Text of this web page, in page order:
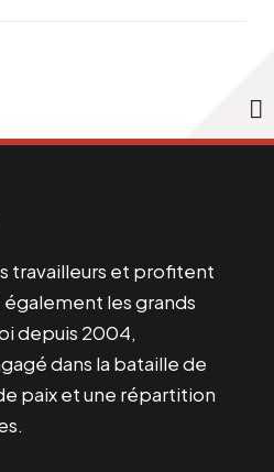
travailleurs et profitent
les grands
depuis 2004,
dans la bataille de
paix et une répartition